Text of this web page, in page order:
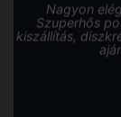
Nagyon
Szuperhős
kiszállítás,